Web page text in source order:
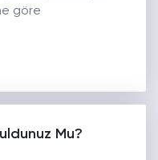
göre
Mu?